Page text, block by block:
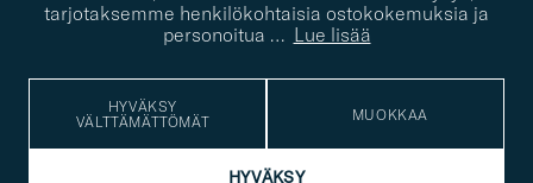
tarjotaksemme henkilökohtaisia ostokokemuksia ja
personoitua … Lue lisää
HYVÄKSY
VÄLTTÄMÄTTÖMÄT
MUOKKAA
HYVÄKSY
PUKEUTUMISNEUVONTA
© Care of Carl 2026